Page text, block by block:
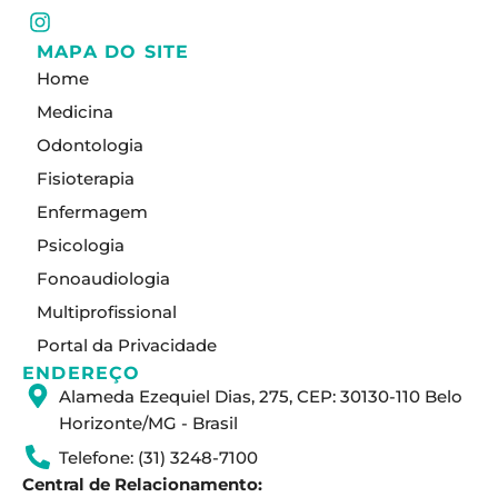
I
n
s
t
a
g
r
a
m
MAPA DO SITE
Home
Medicina
Odontologia
Fisioterapia
Enfermagem
Psicologia
Fonoaudiologia
Multiprofissional
Portal da Privacidade
ENDEREÇO
Alameda Ezequiel Dias, 275, CEP: 30130-110 Belo
Horizonte/MG - Brasil
Telefone: (31) 3248-7100
Central de Relacionamento: